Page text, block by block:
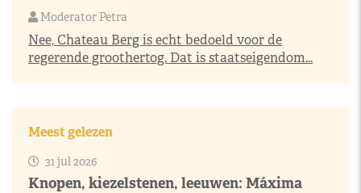
Moderator Petra
Nee, Chateau Berg is echt bedoeld voor de
regerende groothertog. Dat is staatseigendom...
Meest gelezen
31 jul 2026
Knopen, kiezelstenen, leeuwen: Máxima